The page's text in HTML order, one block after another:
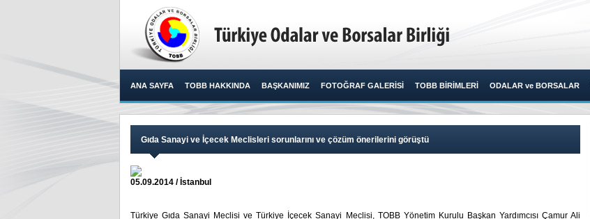
ANA SAYFA TOBB HAKKINDA BAŞKANIMIZ FOTOĞRAF GALERİSİ TOBB BİRİMLERİ ODALAR ve BORSALAR
Gıda Sanayi ve İçecek Meclisleri sorunlarını ve çözüm önerilerini görüştü
05.09.2014 / İstanbul
Türkiye Gıda Sanayi Meclisi ve Türkiye İçecek Sanayi Meclisi, TOBB Yönetim Kurulu Başkan Yardımcısı Çamur Ali